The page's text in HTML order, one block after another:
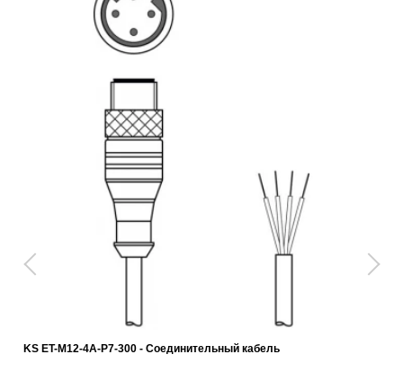
KS ET-M12-4A-P7-300 - Соединительный кабель